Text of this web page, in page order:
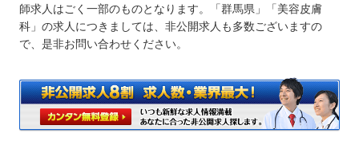
師求人はごく一部のものとなります。「群馬県」「美容皮膚
科」の求人につきましては、非公開求人も多数ございますの
で、是非お問い合わせください。